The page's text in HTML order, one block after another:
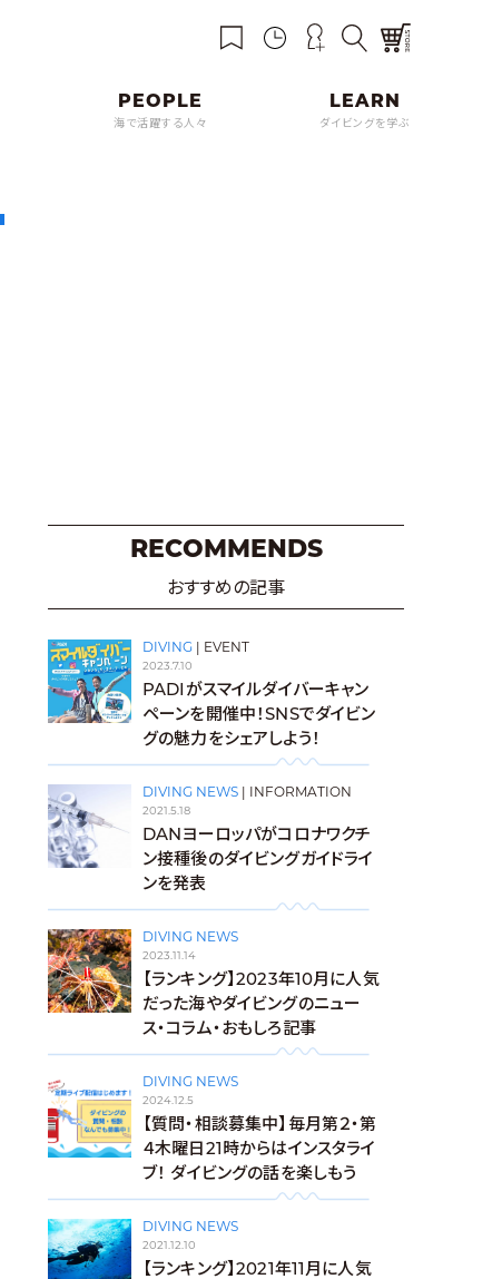
海で活躍する人々 ダイビングを学ぶ
RECOMMENDS
おすすめの記事
DIVING | EVENT
2023.7.10
PADIがスマイルダイバーキャン
ペーンを開催中！SNSでダイビン
グの魅力をシェアしよう！
DIVING NEWS | INFORMATION
2021.5.18
DANヨーロッパがコロナワクチ
ン接種後のダイビングガイドライ
ンを発表
DIVING NEWS
2023.11.14
【ランキング】2023年10月に人気
だった海やダイビングのニュー
ス・コラム・おもしろ記事
DIVING NEWS
2024.12.5
【質問・相談募集中】毎月第２・第
４木曜日21時からはインスタライ
ブ！ ダイビングの話を楽しもう
DIVING NEWS
2021.12.10
【ランキング】2021年11月に人気